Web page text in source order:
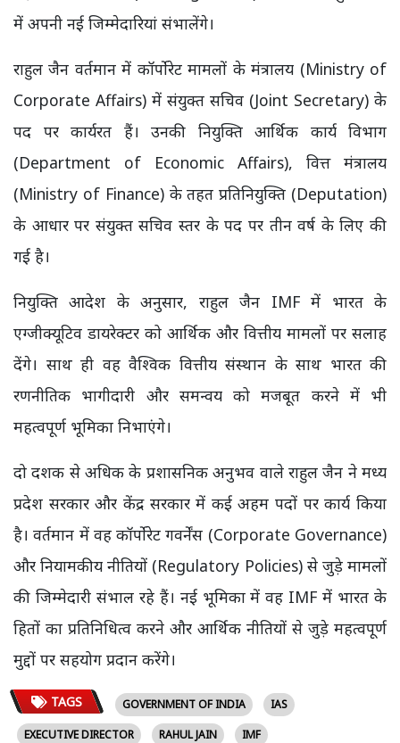
में अपनी नई जिम्मेदारियां संभालेंगे।
राहुल जैन वर्तमान में कॉर्पोरेट मामलों के मंत्रालय (Ministry of
Corporate Affairs) में संयुक्त सचिव (Joint Secretary) के
पद पर कार्यरत हैं। उनकी नियुक्ति आर्थिक कार्य विभाग
(Department of Economic Affairs), वित्त मंत्रालय
(Ministry of Finance) के तहत प्रतिनियुक्ति (Deputation)
के आधार पर संयुक्त सचिव स्तर के पद पर तीन वर्ष के लिए की
गई है।
नियुक्ति आदेश के अनुसार, राहुल जैन IMF में भारत के
एग्जीक्यूटिव डायरेक्टर को आर्थिक और वित्तीय मामलों पर सलाह
देंगे। साथ ही वह वैश्विक वित्तीय संस्थान के साथ भारत की
रणनीतिक भागीदारी और समन्वय को मजबूत करने में भी
महत्वपूर्ण भूमिका निभाएंगे।
दो दशक से अधिक के प्रशासनिक अनुभव वाले राहुल जैन ने मध्य
प्रदेश सरकार और केंद्र सरकार में कई अहम पदों पर कार्य किया
है। वर्तमान में वह कॉर्पोरेट गवर्नेंस (Corporate Governance)
और नियामकीय नीतियों (Regulatory Policies) से जुड़े मामलों
की जिम्मेदारी संभाल रहे हैं। नई भूमिका में वह IMF में भारत के
हितों का प्रतिनिधित्व करने और आर्थिक नीतियों से जुड़े महत्वपूर्ण
मुद्दों पर सहयोग प्रदान करेंगे।
TAGS GOVERNMENT OF INDIA
IAS
EXECUTIVE DIRECTOR
RAHUL JAIN
IMF